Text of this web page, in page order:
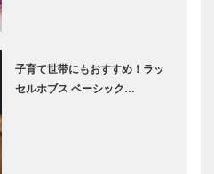
子育て世帯にもおすすめ！ラッ
セルホブス ベーシック…